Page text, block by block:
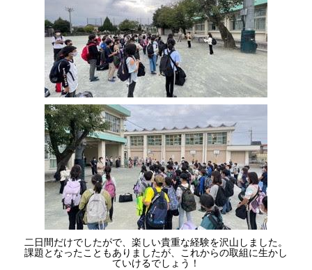
二日間だけでしたがで、楽しい貴重な経験を沢山しました。
課題となったこともありましたが、これからの取組に生かし
ていけるでしょう！